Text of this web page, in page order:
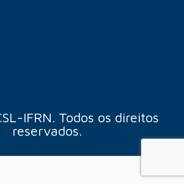
IFRN. Todos os direitos
reservados.